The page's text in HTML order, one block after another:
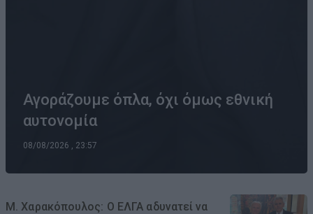
Αγοράζουμε όπλα, όχι όμως εθνική
αυτονομία
08/08/2026 , 23:57
Μ. Χαρακόπουλος: Ο ΕΛΓΑ αδυνατεί να